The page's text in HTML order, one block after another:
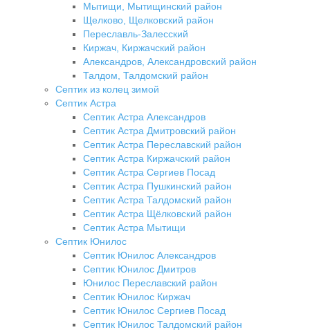
Мытищи, Мытищинский район
Щелково, Щелковский район
Переславль-Залесский
Киржач, Киржачский район
Александров, Александровский район
Талдом, Талдомский район
Септик из колец зимой
Септик Астра
Септик Астра Александров
Септик Астра Дмитровский район
Септик Астра Переславский район
Септик Астра Киржачский район
Септик Астра Сергиев Посад
Септик Астра Пушкинский район
Септик Астра Талдомский район
Септик Астра Щёлковский район
Септик Астра Мытищи
Септик Юнилос
Септик Юнилос Александров
Септик Юнилос Дмитров
Юнилос Переславский район
Септик Юнилос Киржач
Септик Юнилос Сергиев Посад
Септик Юнилос Талдомский район